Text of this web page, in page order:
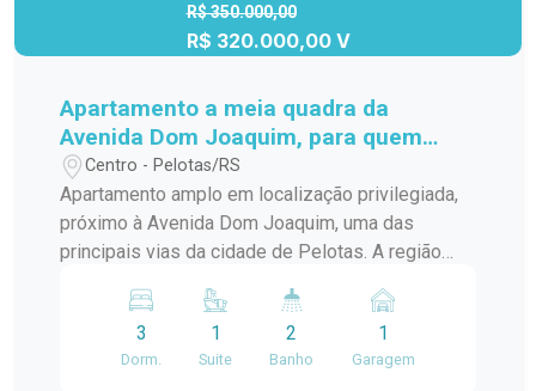
visita para conhecer de perto todos os detalhes
deste apartamento.
R$ 350.000,00
R$ 320.000,00 V
Apartamento a meia quadra da
Avenida Dom Joaquim, para quem
gosta de espaço
Centro - Pelotas/RS
Apartamento amplo em localização privilegiada,
próximo à Avenida Dom Joaquim, uma das
principais vias da cidade de Pelotas. A região
supermercados, academia ao lado, churrascaria e
diversos estabelecimentos comerciais nas
proximidades. O imóvel possui excelente
3
Dorm.
1
Suite
2
Banho
1
Garagem